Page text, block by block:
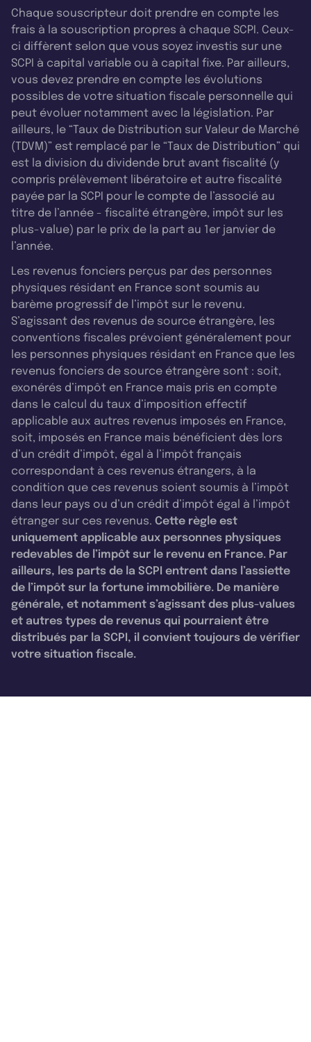
Chaque souscripteur doit prendre en compte les
frais à la souscription propres à chaque SCPI. Ceux-
ci diffèrent selon que vous soyez investis sur une
SCPI à capital variable ou à capital fixe. Par ailleurs,
vous devez prendre en compte les évolutions
possibles de votre situation fiscale personnelle qui
peut évoluer notamment avec la législation. Par
ailleurs, le “Taux de Distribution sur Valeur de Marché
(TDVM)” est remplacé par le “Taux de Distribution” qui
est la division du dividende brut avant fiscalité (y
compris prélèvement libératoire et autre fiscalité
payée par la SCPI pour le compte de l’associé au
titre de l’année - fiscalité étrangère, impôt sur les
plus-value) par le prix de la part au 1er janvier de
l’année.
Les revenus fonciers perçus par des personnes
physiques résidant en France sont soumis au
barème progressif de l’impôt sur le revenu.
S’agissant des revenus de source étrangère, les
conventions fiscales prévoient généralement pour
les personnes physiques résidant en France que les
revenus fonciers de source étrangère sont : soit,
exonérés d’impôt en France mais pris en compte
dans le calcul du taux d’imposition effectif
applicable aux autres revenus imposés en France,
soit, imposés en France mais bénéficient dès lors
d’un crédit d’impôt, égal à l’impôt français
correspondant à ces revenus étrangers, à la
condition que ces revenus soient soumis à l’impôt
dans leur pays ou d’un crédit d’impôt égal à l’impôt
étranger sur ces revenus. Cette règle est
uniquement applicable aux personnes physiques
redevables de l’impôt sur le revenu en France. Par
ailleurs, les parts de la SCPI entrent dans l’assiette
de l’impôt sur la fortune immobilière. De manière
générale, et notamment s’agissant des plus-values
et autres types de revenus qui pourraient être
distribués par la SCPI, il convient toujours de vérifier
votre situation fiscale.